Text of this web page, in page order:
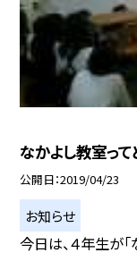
なかよし教室って
公開日 2019/04/23
お知らせ
今日は、４年生が